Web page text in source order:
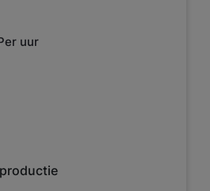
uur